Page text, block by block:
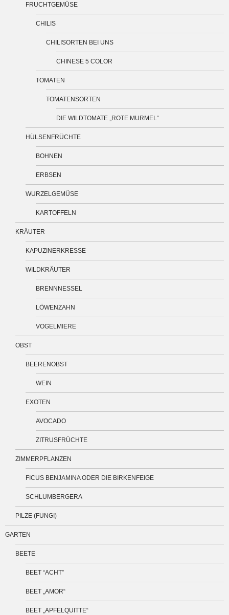
FRUCHTGEMÜSE
CHILIS
CHILISORTEN BEI UNS
CHINESE 5 COLOR
TOMATEN
TOMATENSORTEN
DIE WILDTOMATE „ROTE MURMEL“
HÜLSENFRÜCHTE
BOHNEN
ERBSEN
WURZELGEMÜSE
KARTOFFELN
KRÄUTER
KAPUZINERKRESSE
WILDKRÄUTER
BRENNNESSEL
LÖWENZAHN
VOGELMIERE
OBST
BEERENOBST
WEIN
EXOTEN
AVOCADO
ZITRUSFRÜCHTE
ZIMMERPFLANZEN
FICUS BENJAMINA ODER DIE BIRKENFEIGE
SCHLUMBERGERA
PILZE (FUNGI)
GARTEN
BEETE
BEET “ACHT”
BEET „AMOR“
BEET „APFELQUITTE“